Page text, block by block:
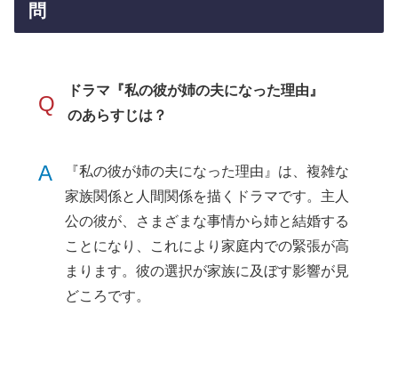
問
Q
ドラマ『私の彼が姉の夫になった理由』
のあらすじは？
A
『私の彼が姉の夫になった理由』は、複雑な
家族関係と人間関係を描くドラマです。主人
公の彼が、さまざまな事情から姉と結婚する
ことになり、これにより家庭内での緊張が高
まります。彼の選択が家族に及ぼす影響が見
どころです。